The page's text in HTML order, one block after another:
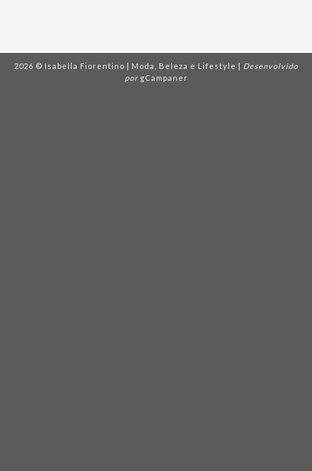
2026 © Isabella Fiorentino | Moda, Beleza e Lifestyle | Desenvolvido
por gCampaner